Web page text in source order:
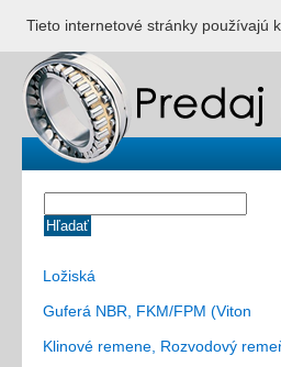
Hľadať
Ložiská
Guferá NBR, FKM/FPM (Viton
Klinové remene, Rozvodový
Tieto internetové stránky používajú